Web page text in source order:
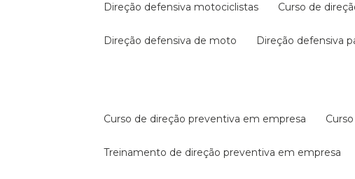
direção defensiva motociclistas curso de
direção defensiva de moto direção defensiva
curso de direção preventiva em empresa
treinamento de direção preventiva em empresa